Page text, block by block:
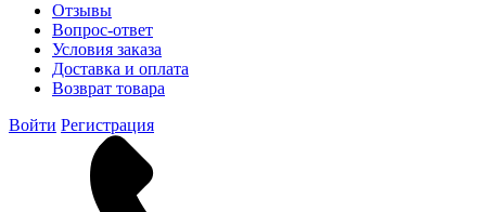
Отзывы
Вопрос-ответ
Условия заказа
Доставка и оплата
Возврат товара
Войти Регистрация